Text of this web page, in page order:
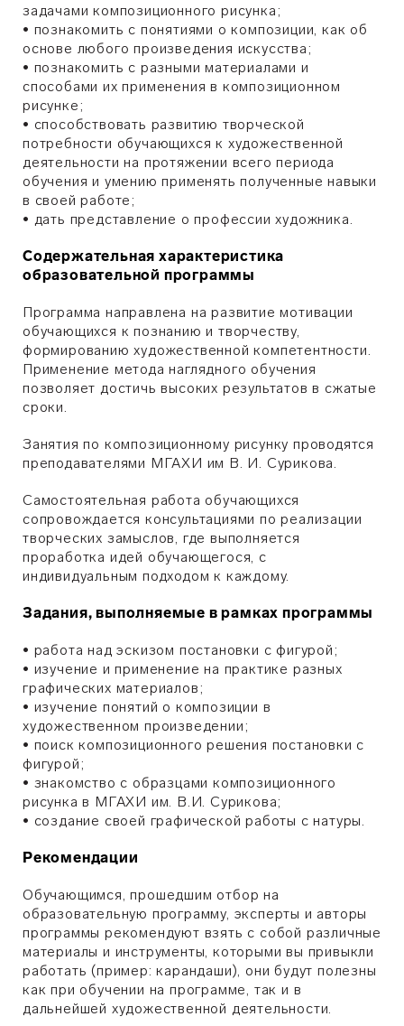
задачами композиционного рисунка;
• познакомить с понятиями о композиции, как об
основе любого произведения искусства;
• познакомить с разными материалами и
способами их применения в композиционном
рисунке;
• способствовать развитию творческой
потребности обучающихся к художественной
деятельности на протяжении всего периода
обучения и умению применять полученные навыки
в своей работе;
• дать представление о профессии художника.
Содержательная характеристика
образовательной программы
Программа направлена на развитие мотивации
обучающихся к познанию и творчеству,
формированию художественной компетентности.
Применение метода наглядного обучения
позволяет достичь высоких результатов в сжатые
сроки.
Занятия по композиционному рисунку проводятся
преподавателями МГАХИ им В. И. Сурикова.
Самостоятельная работа обучающихся
сопровождается консультациями по реализации
творческих замыслов, где выполняется
проработка идей обучающегося, с
индивидуальным подходом к каждому.
Задания, выполняемые в рамках программы
• работа над эскизом постановки с фигурой;
• изучение и применение на практике разных
графических материалов;
• изучение понятий о композиции в
художественном произведении;
• поиск композиционного решения постановки с
фигурой;
• знакомство с образцами композиционного
рисунка в МГАХИ им. В.И. Сурикова;
• создание своей графической работы с натуры.
Рекомендации
Обучающимся, прошедшим отбор на
образовательную программу, эксперты и авторы
программы рекомендуют взять с собой различные
материалы и инструменты,которыми вы привыкли
работать (пример: карандаши), они будут полезны
как при обучении на программе, так и в
дальнейшей художественной деятельности.